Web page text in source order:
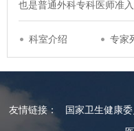
也是普通外科专科医师准
科室介绍 专家
友情链接： 国家卫生健康